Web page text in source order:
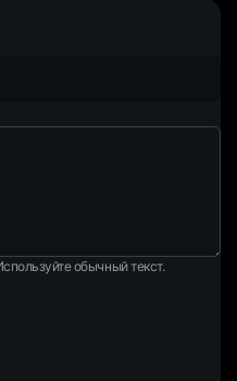
обычный текст.